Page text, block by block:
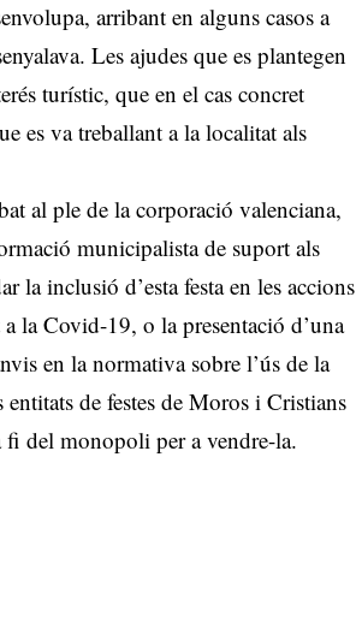
arribant en alguns casos a
Les ajudes que es plantegen
turístic, que en el cas concret
es va treballant a la localitat als
al ple de la corporació valenciana,
municipalista de suport als
la inclusió d’esta festa en les accions
la Covid-19, o la presentació d’una
en la normativa sobre l’ús de la
entitats de festes de Moros i Cristians
fi del monopoli per a vendre-la.